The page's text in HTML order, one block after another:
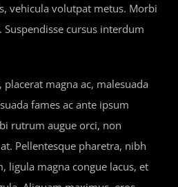
vehicula volutpat metus. Morbi
cursus interdum
magna ac, malesuada
fames ac ante ipsum
rutrum augue orci, non
Pellentesque pharetra, nibh
ligula magna congue lacus, et